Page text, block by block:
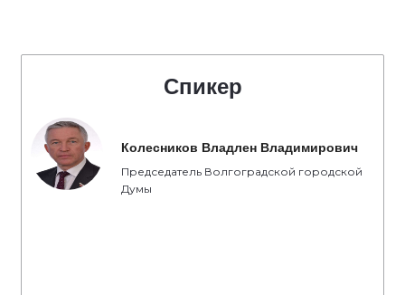
Спикер
Колесников Владлен Владимирович
Председатель Волгоградской городской
Думы